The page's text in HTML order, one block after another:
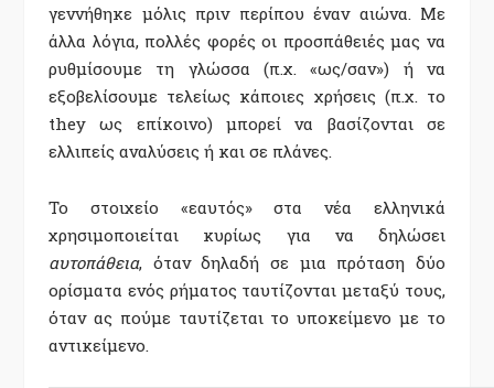
γεννήθηκε μόλις πριν περίπου έναν αιώνα. Με
άλλα λόγια, πολλές φορές οι προσπάθειές μας να
ρυθμίσουμε τη γλώσσα (π.χ. «ως/σαν») ή να
εξοβελίσουμε τελείως κάποιες χρήσεις (π.χ. το
they ως επίκοινο) μπορεί να βασίζονται σε
ελλιπείς αναλύσεις ή και σε πλάνες.
Το στοιχείο «εαυτός» στα νέα ελληνικά
χρησιμοποιείται κυρίως για να δηλώσει
αυτοπάθεια, όταν δηλαδή σε μια πρόταση δύο
ορίσματα ενός ρήματος ταυτίζονται μεταξύ τους,
όταν ας πούμε ταυτίζεται το υποκείμενο με το
αντικείμενο.